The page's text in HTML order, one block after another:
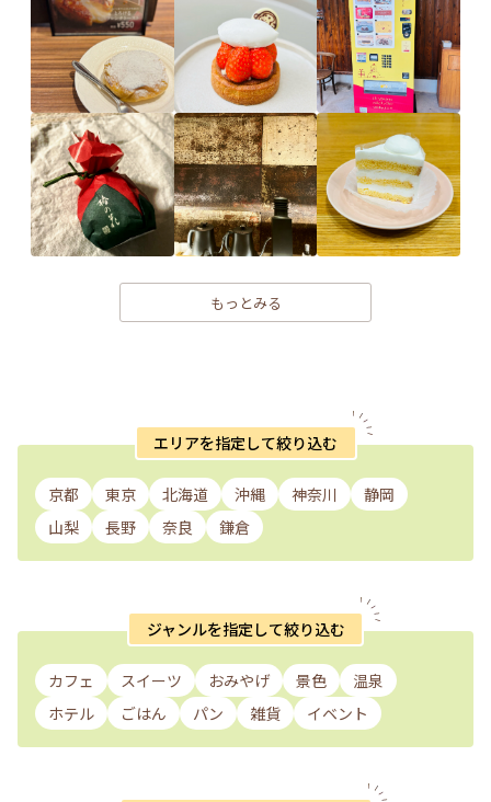
もっとみる
エリアを指定して絞り込む
京都 東京 北海道 沖縄 神奈川
静岡
山梨
長野 奈良 鎌倉
ジャンルを指定して絞り込む
カフェ スイーツ おみやげ 景色
温泉
ホテル
ごはん パン 雑貨 イベント